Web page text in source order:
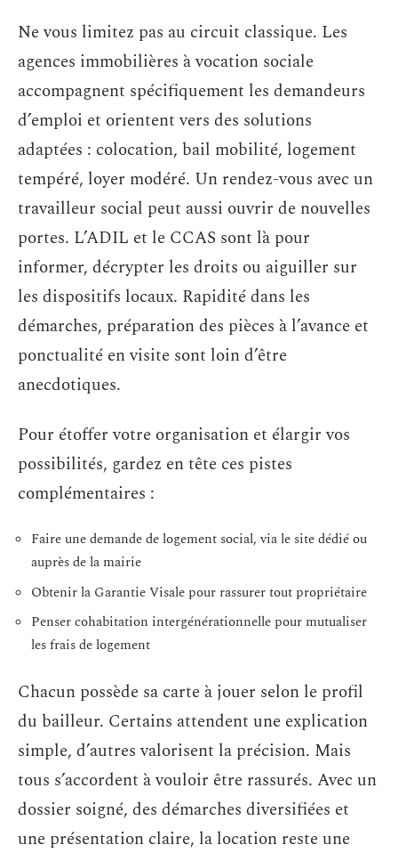
Ne vous limitez pas au circuit classique. Les
agences immobilières à vocation sociale
accompagnent spécifiquement les demandeurs
d’emploi et orientent vers des solutions
adaptées : colocation, bail mobilité, logement
tempéré, loyer modéré. Un rendez-vous avec un
travailleur social peut aussi ouvrir de nouvelles
portes. L’ADIL et le CCAS sont là pour
informer, décrypter les droits ou aiguiller sur
les dispositifs locaux. Rapidité dans les
démarches, préparation des pièces à l’avance et
ponctualité en visite sont loin d’être
anecdotiques.
Pour étoffer votre organisation et élargir vos
possibilités, gardez en tête ces pistes
complémentaires :
Faire une demande de logement social, via le site dédié ou
auprès de la mairie
Obtenir la Garantie Visale pour rassurer tout propriétaire
Penser cohabitation intergénérationnelle pour mutualiser
les frais de logement
Chacun possède sa carte à jouer selon le profil
du bailleur. Certains attendent une explication
simple, d’autres valorisent la précision. Mais
tous s’accordent à vouloir être rassurés. Avec un
dossier soigné, des démarches diversifiées et
une présentation claire, la location reste une